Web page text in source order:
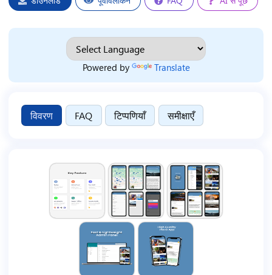
Powered by Translate
विवरण FAQ टिप्पणियाँ समीक्षाएँ